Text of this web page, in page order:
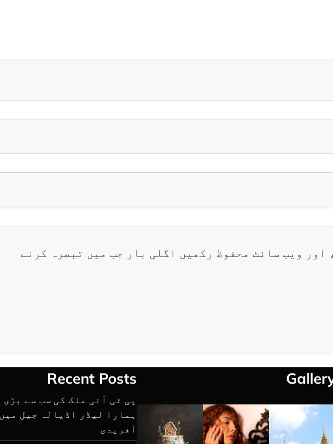
اور ویب سائٹ محفوظ رکھیں اگلی بار جب میں تبصرہ کرنے
Recent Posts
پی ٹی آئی ملک کی سب سے بڑی
ہمارا لیڈر اڈیالہ جیل
آفریدی